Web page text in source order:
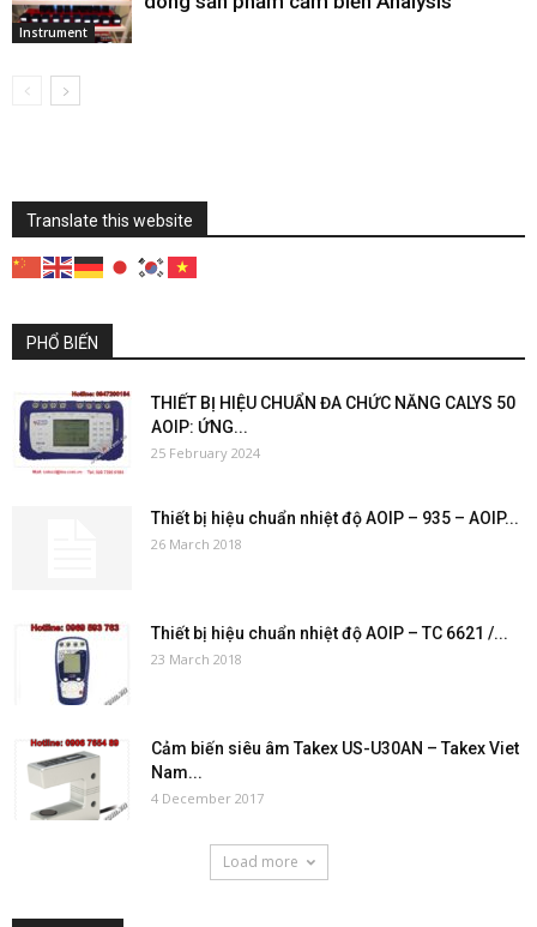
Instrument
Translate this website
PHỔ BIẾN
THIẾT BỊ HIỆU CHUẨN ĐA CHỨC NĂNG CALYS 50
AOIP: ỨNG...
25 February 2024
Thiết bị hiệu chuẩn nhiệt độ AOIP – 935 – AOIP...
26 March 2018
Thiết bị hiệu chuẩn nhiệt độ AOIP – TC 6621 /...
23 March 2018
Cảm biến siêu âm Takex US-U30AN – Takex Viet
Nam...
4 December 2017
Load more